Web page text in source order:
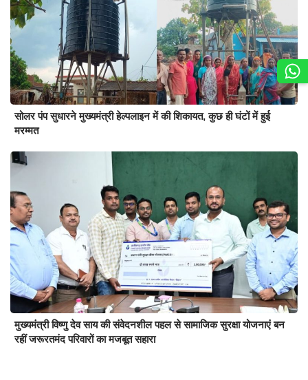
सोलर पंप सुधारने मुख्यमंत्री हेल्पलाइन में की शिकायत, कुछ ही घंटों में हुई
मरम्मत
मुख्यमंत्री विष्णु देव साय की संवेदनशील पहल से सामाजिक सुरक्षा योजनाएं बन
रहीं जरूरतमंद परिवारों का मजबूत सहारा